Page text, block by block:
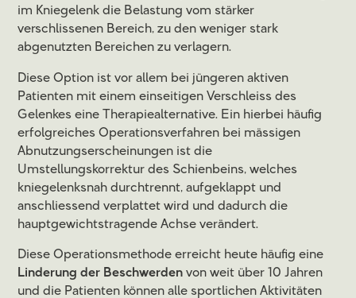
im Kniegelenk die Belastung vom stärker
verschlissenen Bereich, zu den weniger stark
abgenutzten Bereichen zu verlagern.
Diese Option ist vor allem bei jüngeren aktiven
Patienten mit einem einseitigen Verschleiss des
Gelenkes eine Therapiealternative. Ein hierbei häufig
erfolgreiches Operationsverfahren bei mässigen
Abnutzungserscheinungen ist die
Umstellungskorrektur des Schienbeins, welches
kniegelenksnah durchtrennt, aufgeklappt und
anschliessend verplattet wird und dadurch die
hauptgewichtstragende Achse verändert.
Diese Operationsmethode erreicht heute häufig eine
Linderung der Beschwerden von weit über 10 Jahren
und die Patienten können alle sportlichen Aktivitäten